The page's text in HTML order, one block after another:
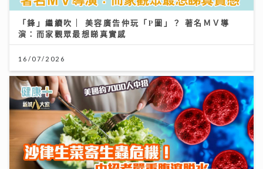
「鋒」繼續吹 | 美容廣告仲玩「P圖」？ 著名ＭＶ導
演：而家觀眾最想睇真實感
16/07/2026